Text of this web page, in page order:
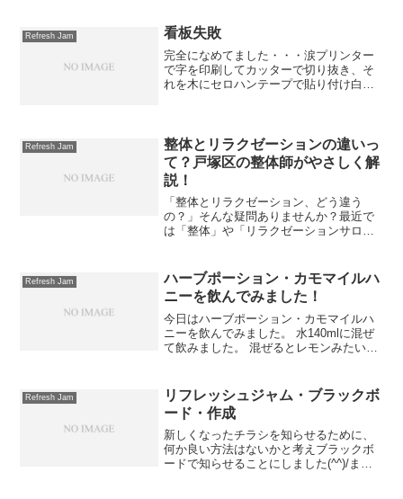
化する最新の「ナノテクノロジー（超微
粒子化美容成分）」...
Refresh Jam 看板失敗
完全になめてました・・・涙プリンター
で字を印刷してカッターで切り抜き、そ
れを木にセロハンテープで貼り付け白の
ったためにしばらく購入で...
Refresh Jam
整体とリラクゼーションの違いっ
て？戸塚区の整体師がやさしく解
説！
「整体とリラクゼーション、どう違う
の？」そんな疑問ありませんか？最近で
は「整体」や「リラクゼーションサロ
ちが自分に合っているの？」「何が違う
の？」と迷う方も多いはず。こ...
Refresh Jam
ハーブポーション・カモマイルハ
ニーを飲んでみました！
今日はハーブポーション・カモマイルハ
ニーを飲んでみました。 水140mlに混ぜ
て飲みました。 混ぜるとレモンみたいな
胃や腸を正常化する効能もあります。 味
はカモマイル...
Refresh Jam
リフレッシュジャム・ブラックボ
ード・作成
新しくなったチラシを知らせるために、
何か良い方法はないかと考えブラックボ
ードで知らせることにしました(^^)/まず